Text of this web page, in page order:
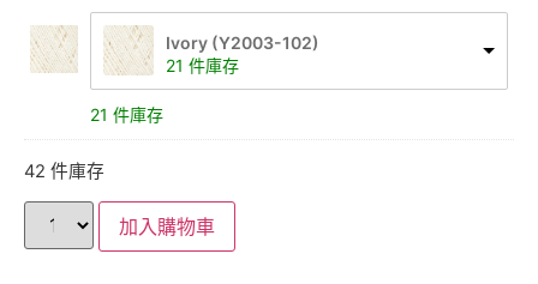
Ivory (Y2003-102)
21 件庫存
21 件庫存
42 件庫存
加入購物車